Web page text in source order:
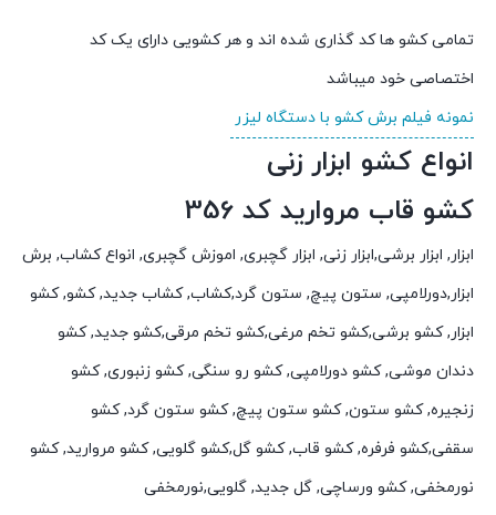
تمامی کشو ها کد گذاری شده اند و هر کشویی دارای یک کد
اختصاصی خود میباشد
نمونه فیلم برش کشو با دستگاه لیزر
انواع کشو ابزار زنی
کشو قاب مروارید کد 356
ابزار, ابزار برشی,ابزار زنی, ابزار گچبری, اموزش گچبری, انواع کشاب, برش
ابزار,دورلامپی, ستون پیچ, ستون گرد,کشاب, کشاب جدید, کشو, کشو
ابزار, کشو برشی,کشو تخم مرغی,کشو تخم مرقی,کشو جدید, کشو
دندان موشی, کشو دورلامپی, کشو رو سنگی, کشو زنبوری, کشو
زنجیره, کشو ستون, کشو ستون پیچ, کشو ستون گرد, کشو
سقفی,کشو فرفره, کشو قاب, کشو گل,کشو گلویی, کشو مروارید, کشو
نورمخفی, کشو ورساچی, گل جدید, گلویی,نورمخفی